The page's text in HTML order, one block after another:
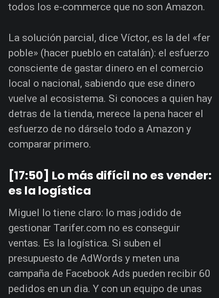
todos los e-commerce que no son Amazon.
La solución parcial, dice Víctor, es la del «fer
poble» (hacer pueblo en catalán): el esfuerzo
consciente de gastar dinero en el comercio
local o nacional, sabiendo que ese dinero
vuelve al ecosistema. Si conoces a quien hay
detras de la tienda, merece la pena hacer el
esfuerzo de no dárselo todo a Amazon y
comparar primero.
[17:50] Lo más difícil no es vender:
es la logística
Miguel lo tiene claro: lo mas jodido de
gestionar Tarifer.com no es conseguir
ventas. Es la logística. Si suben el
presupuesto de AdWords y meten una
campaña de Facebook Ads pueden recibir 60
pedidos en un dia. Y con un equipo de unas